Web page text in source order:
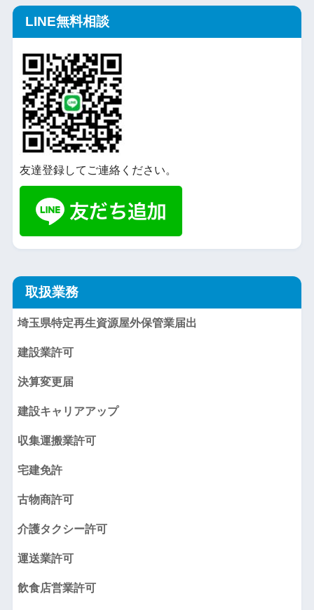
LINE無料相談
友達登録してご連絡ください。
取扱業務
埼玉県特定再生資源屋外保管業届出
建設業許可
決算変更届
建設キャリアアップ
収集運搬業許可
宅建免許
古物商許可
介護タクシー許可
運送業許可
飲食店営業許可